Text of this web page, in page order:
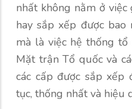
nhất không nằm ở
hay sắp xếp được bao
mà là việc hệ thống tổ
Mặt trận Tổ quốc và
các cấp được sắp xếp
tục, thống nhất và hiệu